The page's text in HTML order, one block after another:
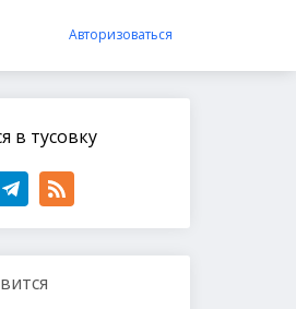
Авторизоваться
в тусовку